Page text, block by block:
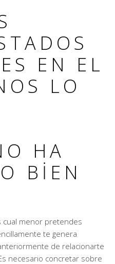
EN EL
LO
HA
BIEN
cual menor pretendes
te genera
de relacionarte
necesario concretar sobre